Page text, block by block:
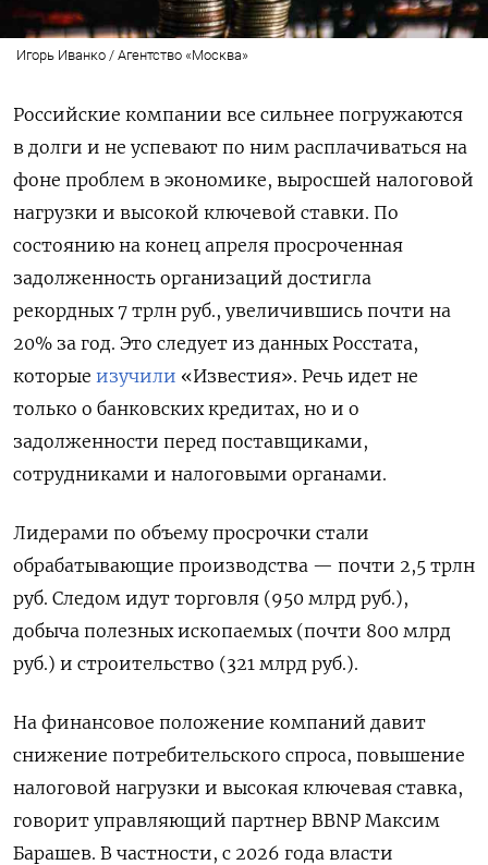
Игорь Иванко / Агентство «Москва»
Российские компании все сильнее погружаются
в долги и не успевают по ним расплачиваться на
фоне проблем в экономике, выросшей налоговой
нагрузки и высокой ключевой ставки. По
состоянию на конец апреля просроченная
задолженность организаций достигла
рекордных 7 трлн руб., увеличившись почти на
20% за год. Это следует из данных Росстата,
которые изучили «Известия». Речь идет не
только о банковских кредитах, но и о
задолженности перед поставщиками,
сотрудниками и налоговыми органами.
Лидерами по объему просрочки стали
обрабатывающие производства — почти 2,5 трлн
руб. Следом идут торговля (950 млрд руб.),
добыча полезных ископаемых (почти 800 млрд
руб.) и строительство (321 млрд руб.).
На финансовое положение компаний давит
снижение потребительского спроса, повышение
налоговой нагрузки и высокая ключевая ставка,
говорит управляющий партнер BBNP Максим
Барашев. В частности, с 2026 года власти